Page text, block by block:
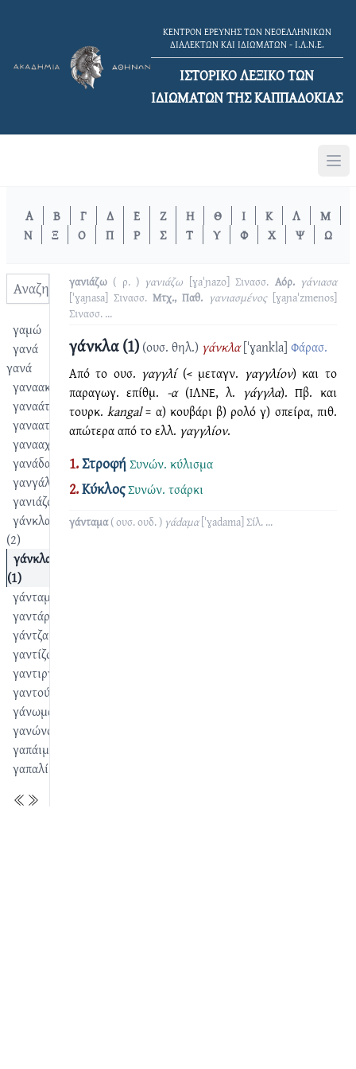
ΚΕΝΤΡΟΝ ΕΡΕΥΝΗΣ ΤΩΝ ΝΕΟΕΛΛΗΝΙΚΩΝ
ΔΙΑΛΕΚΤΩΝ ΚΑΙ ΙΔΙΩΜΑΤΩΝ - Ι.Λ.Ν.Ε.
ΙΣΤΟΡΙΚΟ ΛΕΞΙΚΟ TΩΝ
ΙΔΙΩΜΑΤΩΝ ΤΗΣ ΚΑΠΠΑΔΟΚΙΑΣ
Α Β Γ Δ Ε Ζ Η Θ Ι Κ Λ
Μ
Ν
Ξ Ο Π Ρ Σ Τ Υ Φ Χ Ψ Ω
γαμώ
γανά
γανά
γαναακχέρης
γαναάτι
γαναατλούς
γανααχκερλίκι
γανάδα
γανγάλι
γανιάζω
γάνκλα
(2)
γάνκλα
(1)
γάνταμα
γαντάρ
γάντζα
γαντίζω
γαντιρντίζω
γαντούρντημα
γάνωμα
γανώνω
γαπάιμα
γαπαλί
γανιάζω ( ρ. ) γανιάζω [ɣaˈɲazo] Σινασσ. Αόρ. γάνιασα
[ˈɣaɲasa] Σινασσ. Μτχ., Παθ. γανιασμένος [ɣaɲaˈzmenos]
Σινασσ. ...
γάνκλα (1) (ουσ. θηλ.) γάνκλα [ˈɣankla] Φάρασ.
Από το ουσ. γαγγλί (< μεταγν. γαγγλίον) και το
παραγωγ. επίθμ. -α(ΙΛΝΕ, λ. γάγγλα). Πβ. και
τουρκ.kangal= α) κουβάρι β) ρολό γ) σπείρα, πιθ.
απώτερα από το ελλ. γαγγλίον.
1.Στροφή Συνών. κύλισμα
2.ΚύκλοςΣυνών. τσάρκι
γάνταμα( ουσ. ουδ. ) γάdαμα [ˈɣadama] Σίλ. ...